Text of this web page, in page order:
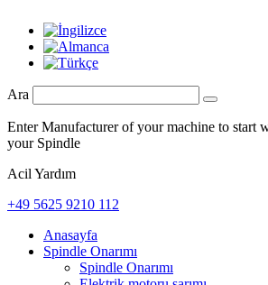
Ara
Enter Manufacturer of your machine to start
your Spindle
Acil Yardım
+49 5625 9210 112
Anasayfa
Spindle Onarımı
Spindle Onarımı